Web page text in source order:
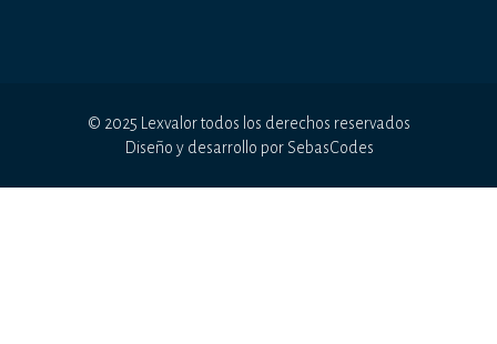
© 2025 Lexvalor todos los derechos reservados
Diseño y desarrollo por SebasCodes